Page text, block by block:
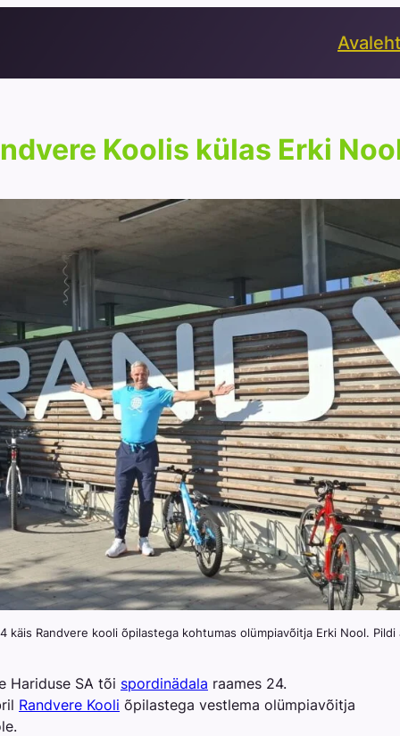
Avaleht
Koolis külas Erki
käis Randvere kooli õpilastega kohtumas olümpiavõitja Erki Nool. Pildi
Hariduse SA tõi spordinädala raames 24.
Randvere Kooli õpilastega vestlema olümpiavõitja